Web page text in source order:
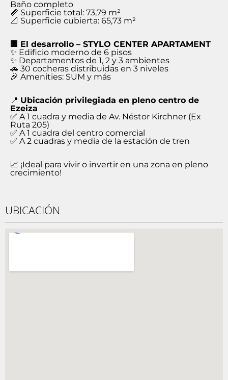
Baño completo
📏 Superficie total: 73,79 m²
📐 Superficie cubierta: 65,73 m²
🏢 El desarrollo – STYLO CENTER APARTAMENT
✨ Edificio moderno de 6 pisos
✨ Departamentos de 1, 2 y 3 ambientes
🚗 30 cocheras distribuidas en 3 niveles
🎉 Amenities: SUM y más
📍 Ubicación privilegiada en pleno centro de
Ezeiza
✅ A 1 cuadra y media de Av. Néstor Kirchner (Ex
Ruta 205)
✅ A 1 cuadra del centro comercial
✅ A 2 cuadras y media de la estación de tren
📈 ¡Ideal para vivir o invertir en una zona en pleno
crecimiento!
UBICACIÓN